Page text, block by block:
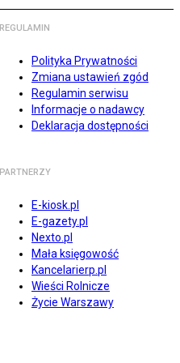
REGULAMIN
Polityka Prywatności
Zmiana ustawień zgód
Regulamin serwisu
Informacje o nadawcy
Deklaracja dostępności
PARTNERZY
E-kiosk.pl
E-gazety.pl
Nexto.pl
Mała księgowość
Kancelarierp.pl
Wieści Rolnicze
Życie Warszawy